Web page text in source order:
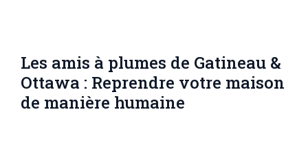
Les amis à plumes de Gatineau &
Ottawa : Reprendre votre maison
de manière humaine